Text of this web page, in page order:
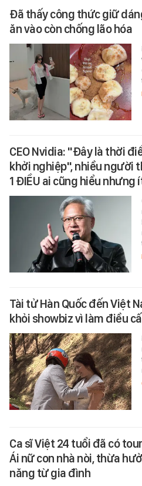
Đã thấy công thức giữ
ăn vào còn chống lão hóa
CEO Nvidia: "Đây là thời
khởi nghiệp", nhiều người
1 ĐIỀU ai cũng hiểu
Tài tử Hàn Quốc đến Việt
khỏi showbiz vì làm điều
Ca sĩ Việt 24 tuổi đã có
Ái nữ con nhà nòi, thừa
năng từ gia đình